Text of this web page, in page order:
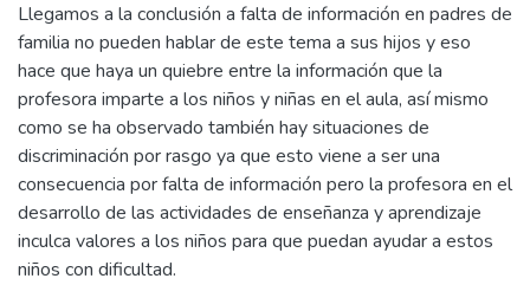
Llegamos a la conclusión a falta de información en padres de
familia no pueden hablar de este tema a sus hijos y eso
hace que haya un quiebre entre la información que la
profesora imparte a los niños y niñas en el aula, así mismo
como se ha observado también hay situaciones de
discriminación por rasgo ya que esto viene a ser una
consecuencia por falta de información pero la profesora en el
desarrollo de las actividades de enseñanza y aprendizaje
inculca valores a los niños para que puedan ayudar a estos
niños con dificultad.